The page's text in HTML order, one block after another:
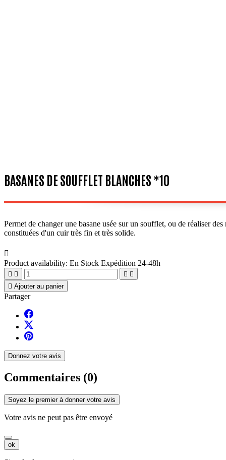
BASANES DE SOUFFLET BLANCHES *10
Permet de changer une basane usée sur un soufflet, ou de réaliser
constituées d'un cuir très fin et très solide.

Product availability: En Stock Expédition 24-48h
   
 Ajouter au panier
Partager
Donnez votre avis
Commentaires (0)
Soyez le premier à donner votre avis
Votre avis ne peut pas être envoyé
ok